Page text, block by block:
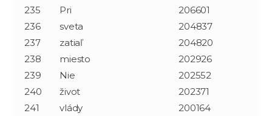
235
Pri
206601
236
sveta
204837
237
zatiaľ
204820
238
miesto
202926
239
Nie
202552
240
život
202371
241
vlády
200164